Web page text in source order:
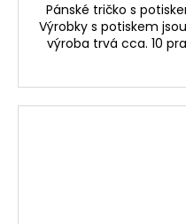
Pánské tričko s
Výrobky s potiskem
výroba trvá cca. 10